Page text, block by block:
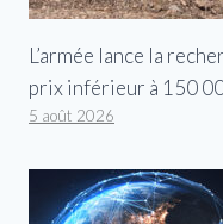
L’armée lance la
prix inférieur à 150
5 août 2026